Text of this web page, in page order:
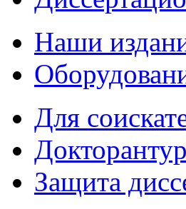
Наши
Для
Защита